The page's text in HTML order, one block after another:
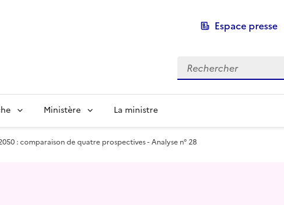
Espace presse
Recherche
Ministère La ministre
: comparaison de quatre prospectives - Analyse n° 28